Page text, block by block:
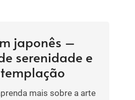
japonês –
serenidade e
mais sobre a arte